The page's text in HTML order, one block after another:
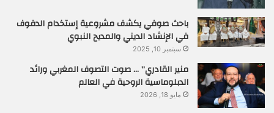
باحث صوفي يكشف مشروعية إستخدام الدفوف
في الإنشاد الديني والمديح النبوي
سبتمبر 10, 2025
منير القادري” … صوت التصوف المغربي ورائد
الدبلوماسية الروحية في العالم
مايو 18, 2026